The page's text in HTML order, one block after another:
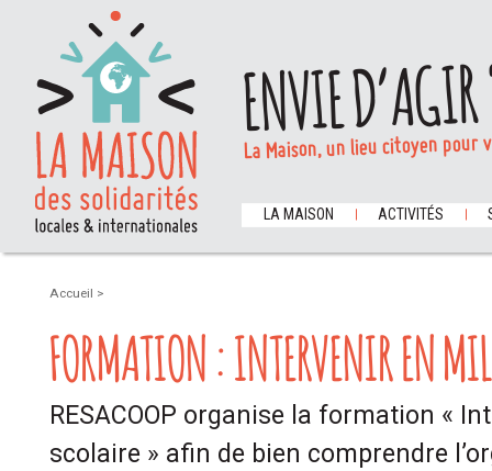
ENVIE
La Maison, un lieu citoyen
LA MAISON ACTIVITÉS
Accueil >
FORMATION : INTERVENIR EN
RESACOOP organise la formation «
scolaire » afin de bien comprendre